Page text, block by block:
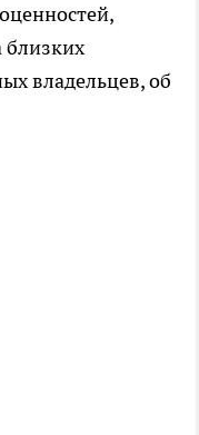
близких
владельцев, об